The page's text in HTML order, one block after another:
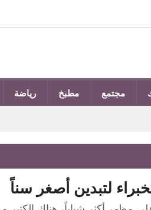
مجتمع مطبخ رياضة
لتبدين أصغر سناً